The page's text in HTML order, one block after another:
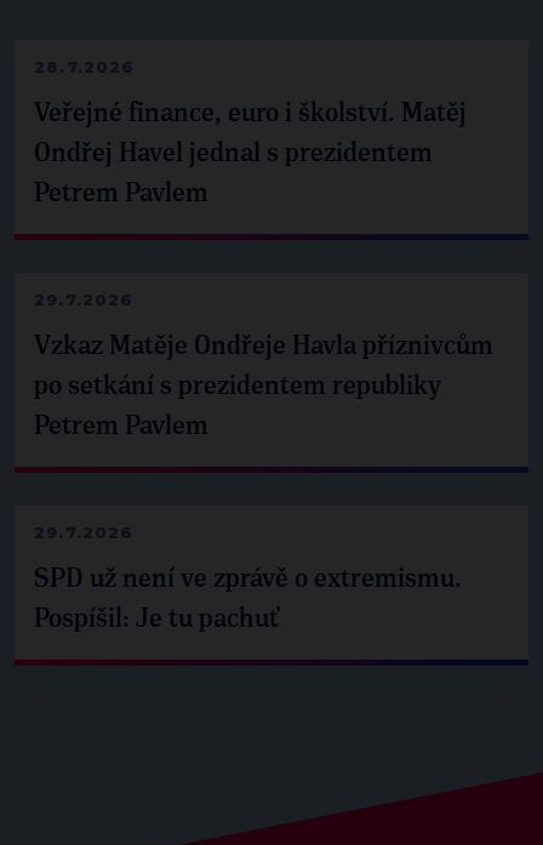
28.7.2026
Veřejné finance, euro i školství. Matěj
Ondřej Havel jednal s prezidentem
Petrem Pavlem
29.7.2026
Vzkaz Matěje Ondřeje Havla příznivcům
po setkání s prezidentem republiky
Petrem Pavlem
29.7.2026
SPD už není ve zprávě o extremismu.
Pospíšil: Je tu pachuť